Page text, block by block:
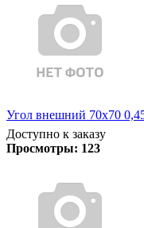
Угол внешний 70х70
Доступно к заказу
Просмотры: 123